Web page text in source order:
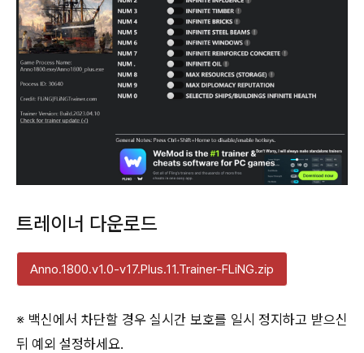
트레이너 다운로드
Anno.1800.v1.0-v17.Plus.11.Trainer-FLiNG.zip
※ 백신에서 차단할 경우 실시간 보호를 일시 정지하고 받으신
뒤 예외 설정하세요.